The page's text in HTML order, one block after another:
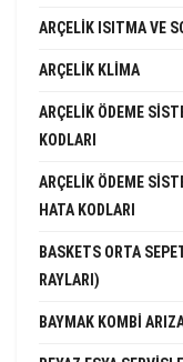
ARÇELIK ISITMA VE
ARÇELIK KLIMA
ARÇELIK ÖDEME
KODLARI
ARÇELIK ÖDEME
HATA KODLARI
BASKETS ORTA
RAYLARI)
BAYMAK KOMBI